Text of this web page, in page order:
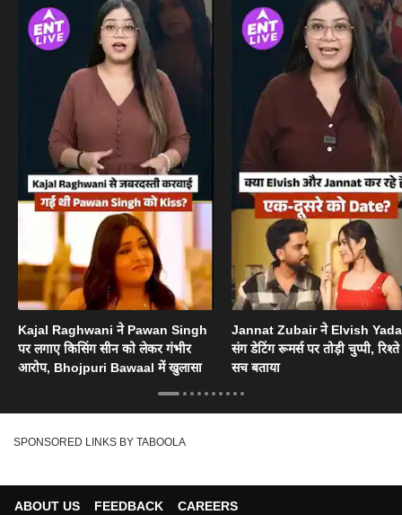
Kajal Raghwani ने Pawan Singh
पर लगाए किसिंग सीन को लेकर गंभीर
आरोप, Bhojpuri Bawaal में खुलासा
Jannat Zubair ने Elvish
संग डेटिंग रूमर्स पर तोड़ी चुप्पी,
सच बताया
SPONSORED LINKS BY TABOOLA
ABOUT US FEEDBACK CAREERS